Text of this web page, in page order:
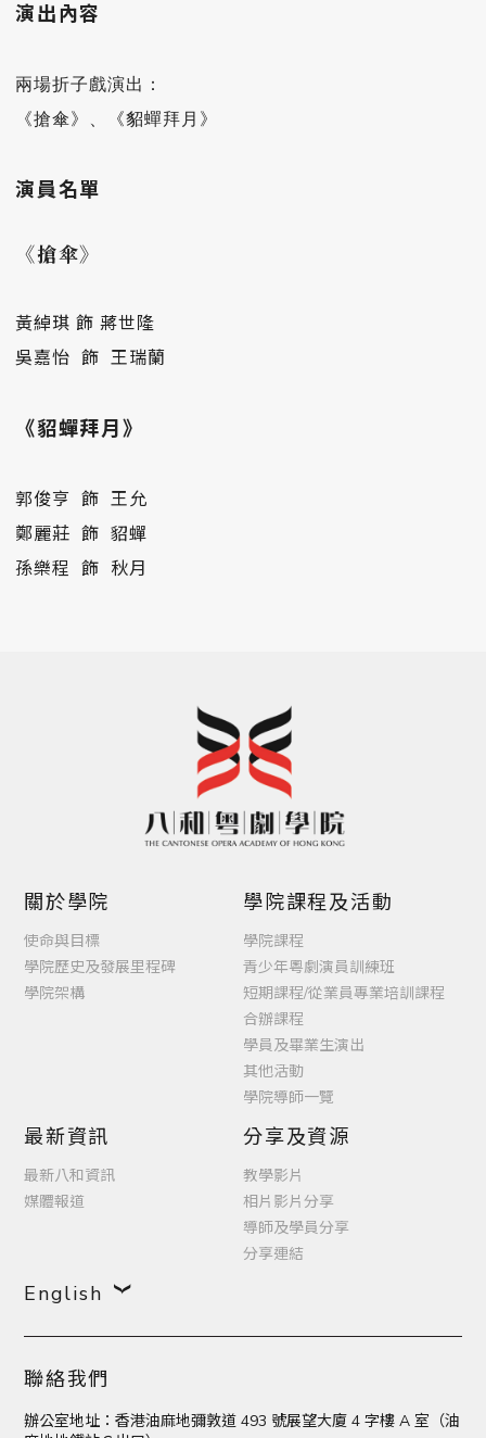
演出內容
兩場折子戲演出：
演員名單
《搶傘》
黃綽琪 飾 蔣世隆
吳嘉怡 飾 王瑞蘭
《貂蟬拜月》
郭俊亨 飾 王允
鄭麗莊 飾 貂蟬
孫樂程 飾 秋月
關於學院
使命與目標
學院歷史及發展里程碑
學院架構
學院課程及活動
學院課程
青少年粵劇演員訓練班
短期課程/從業員專業培訓課程
合辦課程
學員及畢業生演出
其他活動
學院導師一覽
最新資訊
最新八和資訊
媒體報道
分享及資源
教學影片
相片影片分享
導師及學員分享
分享連結
English
聯絡我們
辦公室地址：香港油麻地彌敦道 493 號展望大廈 4 字樓 A 室（油